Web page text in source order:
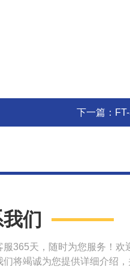
下一篇：
们
服365天，随时为您服务！欢
们将竭诚为您提供详细介绍